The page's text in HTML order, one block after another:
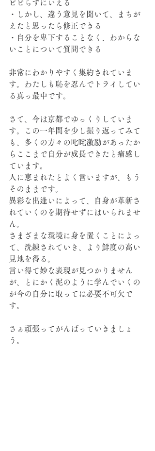
ビビらずにいえる
・しかし、違う意見を聞いて、まちが
えたと思ったら修正できる
・自分を卑下することなく、わからな
いことについて質問できる
非常にわかりやすく集約されていま
す。わたしも恥を忍んでトライしてい
る真っ最中です。
さて、今は京都でゆっくりしていま
す。この一年間を少し振り返ってみて
も、多くの方々の叱咤激励があったか
らここまで自分が成長できたと痛感し
ています。
人に恵まれたとよく言いますが、もう
そのままです。
異彩な出逢いによって、自身が革新さ
れていくのを期待せずにはいられませ
ん。
さまざまな環境に身を置くことによっ
て、洗練されていき、より鮮度の高い
見地を得る。
言い得て妙な表現が見つかりません
が、とにかく泥のように学んでいくの
が今の自分に取っては必要不可欠で
す。
さぁ頑張ってがんばっていきましょ
う。